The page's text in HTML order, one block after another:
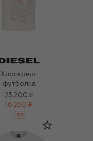
Хлопковая
футболка
23 200 ₽
16 250 ₽
-30%